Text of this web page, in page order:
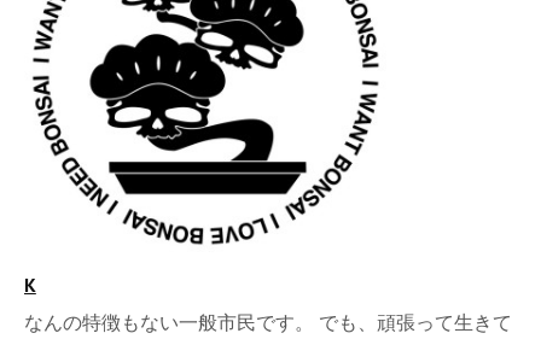
K
なんの特徴もない一般市民です。 でも、頑張って生きて